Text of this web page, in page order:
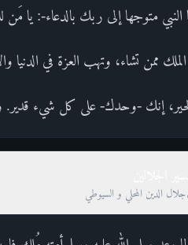
النبي متوجها إلى ربك بالدعاء-: يا
ممن تشاء، وتهب العزة في الدنيا
إنك -وحدك- على كل شيء قدير. وفي
جلال الدين المحلي و السيوطي